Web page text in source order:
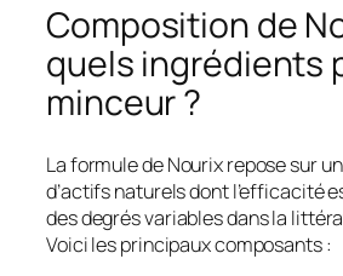
Composition de
quels ingrédients
minceur ?
La formule de Nourix repose sur
d’actifs naturels dont l’efficacité
des degrés variables dans la
Voici les principaux composants :